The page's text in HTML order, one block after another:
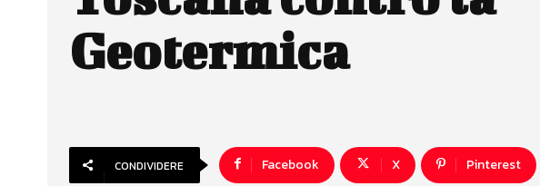
Geotermica
CONDIVIDERE Facebook X Pinterest